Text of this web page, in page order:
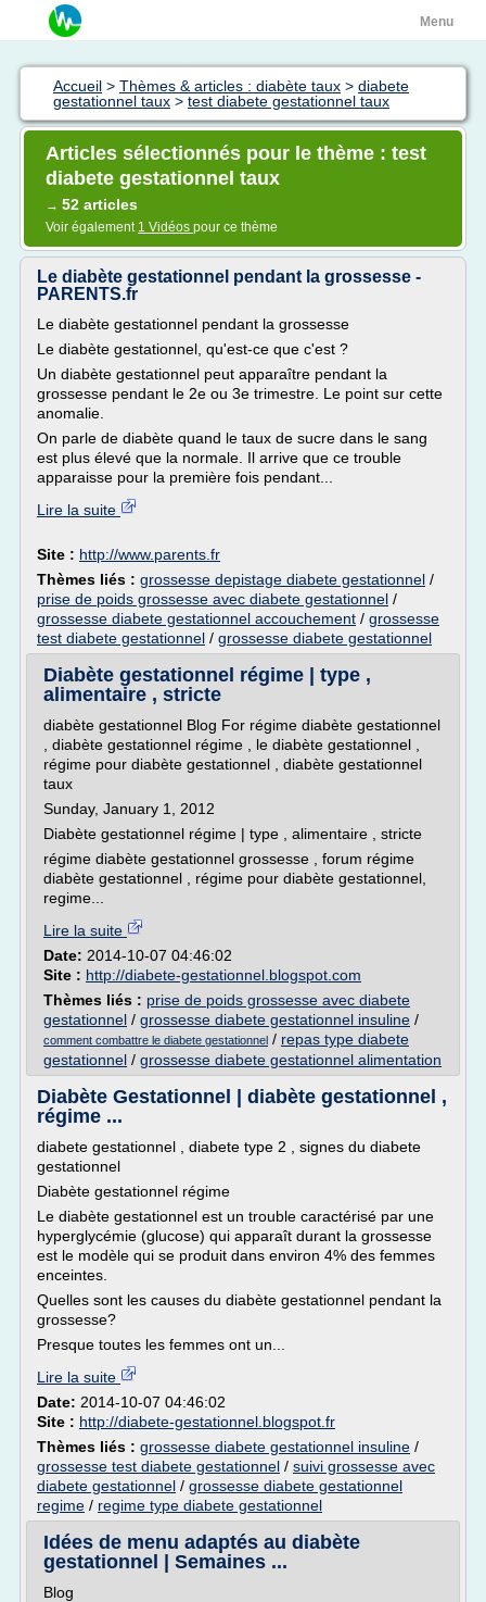
Menu
Accueil > Thèmes & articles : diabète taux > diabete
gestationnel taux > test diabete gestationnel taux
Articles sélectionnés pour le thème : test
diabete gestationnel taux
→ 52 articles
Voir également 1 Vidéos pour ce thème
Le diabète gestationnel pendant la grossesse -
PARENTS.fr
Le diabète gestationnel pendant la grossesse
Le diabète gestationnel, qu'est-ce que c'est ?
Un diabète gestationnel peut apparaître pendant la
grossesse pendant le 2e ou 3e trimestre. Le point sur cette
anomalie.
On parle de diabète quand le taux de sucre dans le sang
est plus élevé que la normale. Il arrive que ce trouble
apparaisse pour la première fois pendant...
Lire la suite
Site : http://www.parents.fr
Thèmes liés : grossesse depistage diabete gestationnel /
prise de poids grossesse avec diabete gestationnel /
grossesse diabete gestationnel accouchement / grossesse
test diabete gestationnel / grossesse diabete gestationnel
Diabète gestationnel régime | type ,
alimentaire , stricte
diabète gestationnel Blog For régime diabète gestationnel
, diabète gestationnel régime , le diabète gestationnel ,
régime pour diabète gestationnel , diabète gestationnel
taux
Sunday, January 1, 2012
Diabète gestationnel régime | type , alimentaire , stricte
régime diabète gestationnel grossesse , forum régime
diabète gestationnel , régime pour diabète gestationnel,
regime...
Lire la suite
Date: 2014-10-07 04:46:02
Site : http://diabete-gestationnel.blogspot.com
Thèmes liés : prise de poids grossesse avec diabete
gestationnel / grossesse diabete gestationnel insuline /
comment combattre le diabete gestationnel / repas type diabete
gestationnel / grossesse diabete gestationnel alimentation
Diabète Gestationnel | diabète gestationnel ,
régime ...
diabete gestationnel , diabete type 2 , signes du diabete
gestationnel
Diabète gestationnel régime
Le diabète gestationnel est un trouble caractérisé par une
hyperglycémie (glucose) qui apparaît durant la grossesse
est le modèle qui se produit dans environ 4% des femmes
enceintes.
Quelles sont les causes du diabète gestationnel pendant la
grossesse?
Presque toutes les femmes ont un...
Lire la suite
Date: 2014-10-07 04:46:02
Site : http://diabete-gestationnel.blogspot.fr
Thèmes liés : grossesse diabete gestationnel insuline /
grossesse test diabete gestationnel / suivi grossesse avec
diabete gestationnel / grossesse diabete gestationnel
regime / regime type diabete gestationnel
Idées de menu adaptés au diabète
gestationnel | Semaines ...
Blog